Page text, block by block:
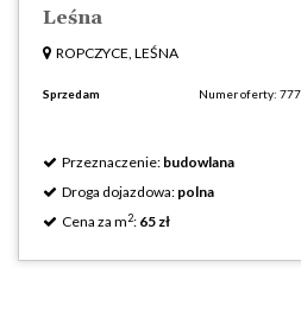
Leśna
ROPCZYCE, LEŚNA
Sprzedam Numer oferty:
Przeznaczenie: budowlana
Droga dojazdowa: polna
Cena za m2: 65 zł